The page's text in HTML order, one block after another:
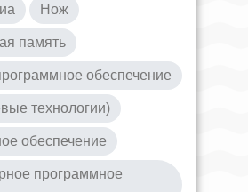
Нож
память
обеспечение
технологии)
обеспечение
программное